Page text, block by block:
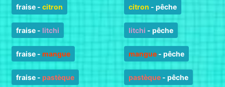
fraise - citron
fraise - litchi
fraise - mangue
fraise - pastèque
citron - pêche
litchi - pêche
mangue - pêche
pastèque - pêche